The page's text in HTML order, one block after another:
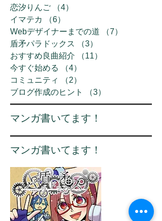
​マンガ書いてます！
マンガ書いてます！
恋汐りんご
（4）
イマテカ
（6）
Webデザイナーまでの道
（7）
盾矛パラドックス
（3）
おすすめ良曲紹介
（11）
今すぐ始める
（4）
コミュニティ
（2）
ブログ作成のヒント
（3）